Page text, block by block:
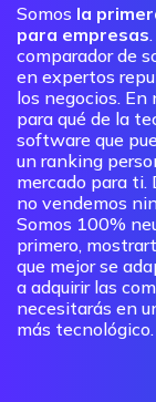
Somos la
para empresas
comparador de
en expertos
los negocios. En
para qué de la
software que
un ranking
mercado para ti.
no vendemos
Somos 100%
primero,
que mejor se
a adquirir las
necesitarás en
más tecnológico.